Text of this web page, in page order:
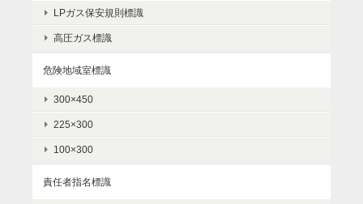
LPガス保安規則標識
高圧ガス標識
危険地域室標識
300×450
225×300
100×300
責任者指名標識